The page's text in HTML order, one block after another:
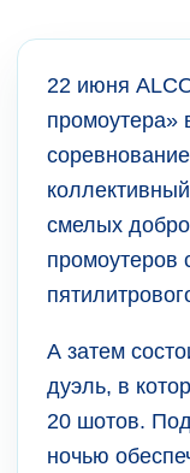
22 июня
промоутера»
смелых
промоутеров
А затем
дуэль, в
20 шотов.
ночью